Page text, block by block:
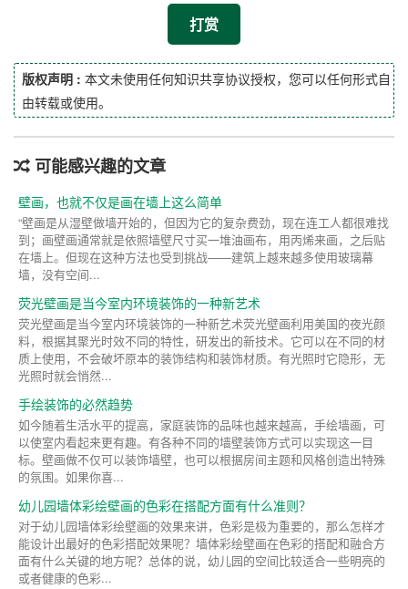
打赏
版权声明 : 本文未使用任何知识共享协议授权，您可以任何形式自
由转载或使用。
可能感兴趣的文章
壁画，也就不仅是画在墙上这么简单
“壁画是从湿壁做墙开始的，但因为它的复杂费劲，现在连工人都很难找
到；画壁画通常就是依照墙壁尺寸买一堆油画布，用丙烯来画，之后贴
在墙上。但现在这种方法也受到挑战——建筑上越来越多使用玻璃幕
墙，没有空间...
荧光壁画是当今室内环境装饰的一种新艺术
荧光壁画是当今室内环境装饰的一种新艺术荧光壁画利用美国的夜光颜
料，根据其聚光时效不同的特性，研发出的新技术。它可以在不同的材
质上使用，不会破坏原本的装饰结构和装饰材质。有光照时它隐形，无
光照时就会悄然...
手绘装饰的必然趋势
如今随着生活水平的提高，家庭装饰的品味也越来越高，手绘墙画，可
以使室内看起来更有趣。有各种不同的墙壁装饰方式可以实现这一目
标。壁画做不仅可以装饰墙壁，也可以根据房间主题和风格创造出特殊
的氛围。如果你喜...
幼儿园墙体彩绘壁画的色彩在搭配方面有什么准则？
对于幼儿园墙体彩绘壁画的效果来讲，色彩是极为重要的，那么怎样才
能设计出最好的色彩搭配效果呢？墙体彩绘壁画在色彩的搭配和融合方
面有什么关键的地方呢？总体的说，幼儿园的空间比较适合一些明亮的
或者健康的色彩...